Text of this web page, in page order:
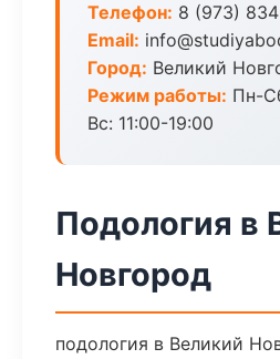
Телефон: 8 (973)
Email:
Город: Великий
Режим работы: Пн-
Вс: 11:00-19:00
Подология в
Новгород
подология в Великий